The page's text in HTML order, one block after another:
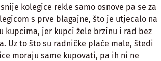
kolegice rekle samo osnove pa se za
s prve blagajne, što je utjecalo na
kupcima, jer kupci žele brzinu i rad bez
Uz to što su radničke plaće male, štedi
moraju same kupovati, pa ih ni ne